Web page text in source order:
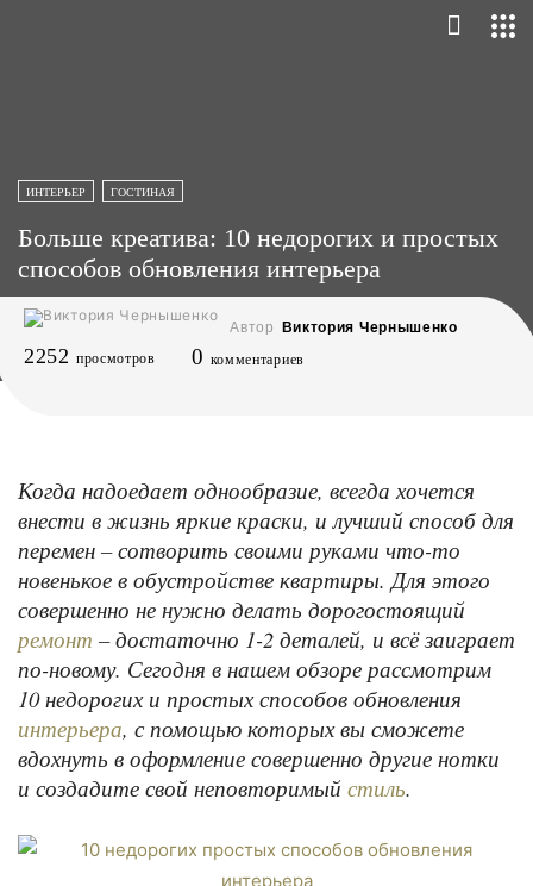
ИНТЕРЬЕР ГОСТИНАЯ
Больше креатива: 10 недорогих и простых
способов обновления интерьера
Автор Виктория Чернышенко
2252 просмотров 0 комментариев
Когда надоедает однообразие, всегда хочется
внести в жизнь яркие краски, и лучший способ для
перемен – сотворить своими руками что-то
новенькое в обустройстве квартиры. Для этого
совершенно не нужно делать дорогостоящий
ремонт – достаточно 1-2 деталей, и всё заиграет
по-новому. Сегодня в нашем обзоре рассмотрим
10 недорогих и простых способов обновления
интерьера, с помощью которых вы сможете
вдохнуть в оформление совершенно другие нотки
и создадите свой неповторимый стиль.